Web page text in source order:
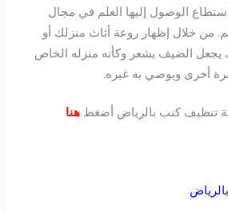
الوصول إليها العلم في مجال
من خلال إظهار روعة أثاث منزلك أو
يجعل الضيف يشعر وكأنه منزله الخاص
أخرى ويوصي به غيره.
تنظيف كنب بالرياض أضغطهنا